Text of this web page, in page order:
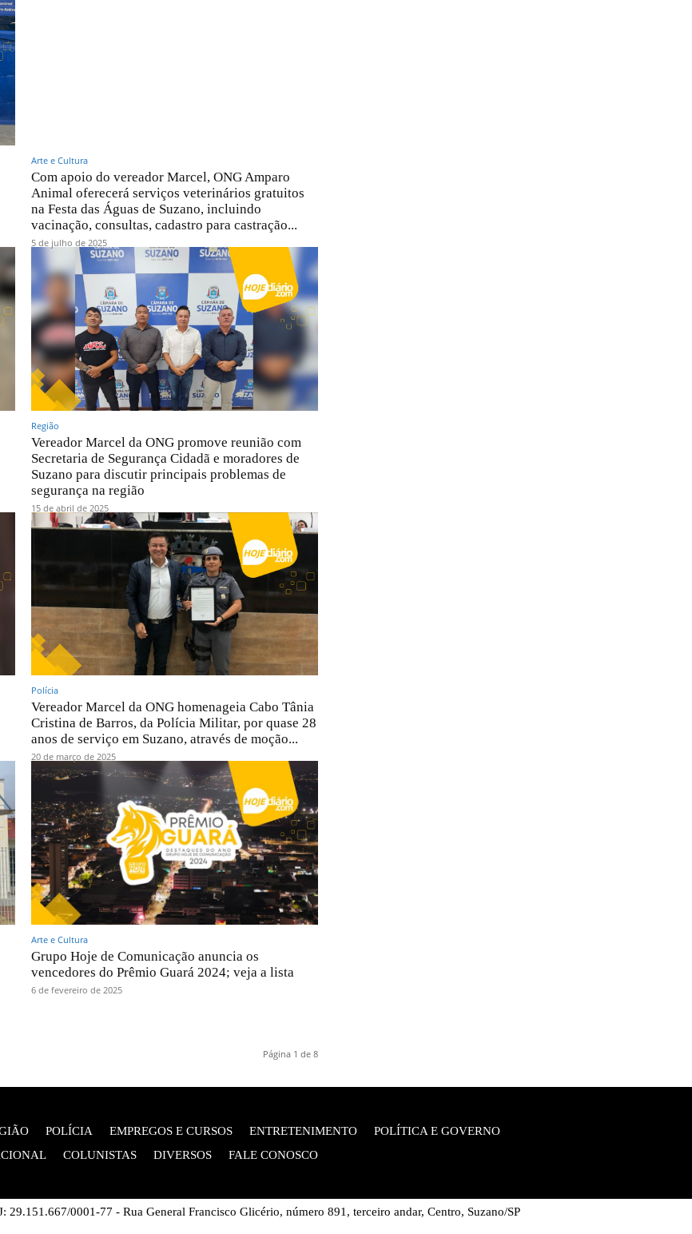
Arte e Cultura
Com apoio do vereador Marcel, ONG Amparo
Animal oferecerá serviços veterinários gratuitos
na Festa das Águas de Suzano, incluindo
vacinação, consultas, cadastro para castração...
5 de julho de 2025
Região
Vereador Marcel da ONG promove reunião com
Secretaria de Segurança Cidadã e moradores de
Suzano para discutir principais problemas de
segurança na região
15 de abril de 2025
Polícia
Vereador Marcel da ONG homenageia Cabo Tânia
Cristina de Barros, da Polícia Militar, por quase 28
anos de serviço em Suzano, através de moção...
20 de março de 2025
Arte e Cultura
Grupo Hoje de Comunicação anuncia os
vencedores do Prêmio Guará 2024; veja a lista
6 de fevereiro de 2025
Página 1 de 8
POLÍCIA EMPREGOS E CURSOS ENTRETENIMENTO
POLÍTICA E GOVERNO
COLUNISTAS DIVERSOS FALE CONOSCO
29.151.667/0001-77 - Rua General Francisco Glicério, número 891, terceiro andar, Centro, Suzano/SP